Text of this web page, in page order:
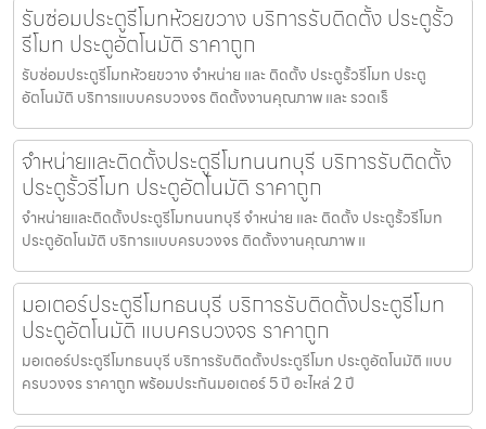
รับซ่อมประตูรีโมทห้วยขวาง บริการรับติดตั้ง ประตูรั้ว
รีโมท ประตูอัตโนมัติ ราคาถูก
รับซ่อมประตูรีโมทห้วยขวาง จำหน่าย และ ติดตั้ง ประตูรั้วรีโมท ประตู
อัตโนมัติ บริการแบบครบวงจร ติดตั้งงานคุณภาพ และ รวดเร็
จำหน่ายและติดตั้งประตูรีโมทนนทบุรี บริการรับติดตั้ง
ประตูรั้วรีโมท ประตูอัตโนมัติ ราคาถูก
จำหน่ายและติดตั้งประตูรีโมทนนทบุรี จำหน่าย และ ติดตั้ง ประตูรั้วรีโมท
ประตูอัตโนมัติ บริการแบบครบวงจร ติดตั้งงานคุณภาพ แ
มอเตอร์ประตูรีโมทธนบุรี บริการรับติดตั้งประตูรีโมท
ประตูอัตโนมัติ แบบครบวงจร ราคาถูก
มอเตอร์ประตูรีโมทธนบุรี บริการรับติดตั้งประตูรีโมท ประตูอัตโนมัติ แบบ
ครบวงจร ราคาถูก พร้อมประกันมอเตอร์ 5 ปี อะไหล่ 2 ปี